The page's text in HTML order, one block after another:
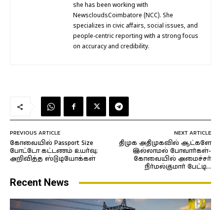
she has been working with
NewscloudsCoimbatore (NCC). She
specializes in civic affairs, social issues, and
people-centric reporting with a strong focus
on accuracy and credibility.
PREVIOUS ARTICLE
கோவையில் Passport Size
போட்டோ கட்டணம் உயர்வு;
அறிவித்த ஸ்டுடியோக்கள்
NEXT ARTICLE
திமுக அதிமுகவில் ஆட்களே
இல்லாமல் போவார்கள்-
கோவையில் அமைச்சர்
நிர்மல்குமார் பேட்டி…
Recent News